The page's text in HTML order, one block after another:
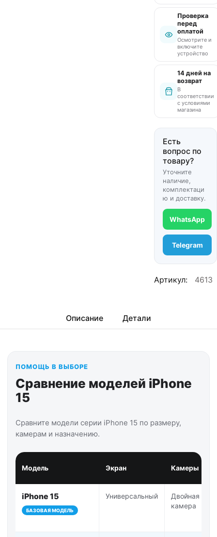
Проверка
перед
оплатой
Осмотрите и
включите
устройство
14 дней на
возврат
В
соответствии
с условиями
магазина
Есть
вопрос по
товару?
Уточните
наличие,
комплектаци
ю и доставку.
WhatsApp
Telegram
Артикул: 4613
Описание Детали
ПОМОЩЬ В ВЫБОРЕ
Сравнение моделей iPhone
15
Сравните модели серии iPhone 15 по размеру,
камерам и назначению.
Модель Экран Камеры
iPhone 15
БАЗОВАЯ МОДЕЛЬ
Универсальный
Двойная
камера